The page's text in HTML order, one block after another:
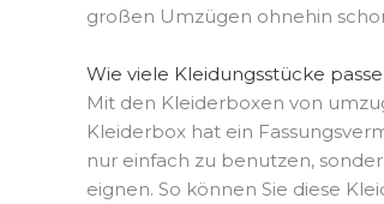
großen Umzügen ohnehin
Wie viele Kleidungsstücke
Mit den Kleiderboxen von
Kleiderbox hat ein
nur einfach zu benutzen,
eignen. So können Sie diese